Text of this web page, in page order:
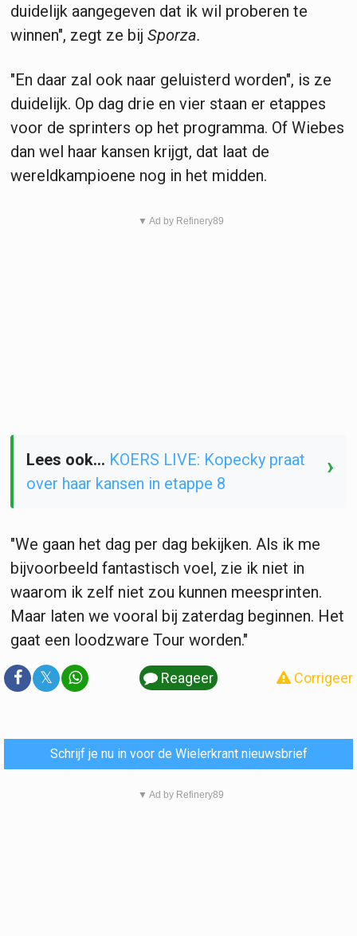
duidelijk aangegeven dat ik wil proberen te
winnen", zegt ze bij Sporza.
"En daar zal ook naar geluisterd worden", is ze
duidelijk. Op dag drie en vier staan er etappes
voor de sprinters op het programma. Of Wiebes
dan wel haar kansen krijgt, dat laat de
wereldkampioene nog in het midden.
▼ Ad by Refinery89
Lees ook... KOERS LIVE: Kopecky praat
over haar kansen in etappe 8
›
"We gaan het dag per dag bekijken. Als ik me
bijvoorbeeld fantastisch voel, zie ik niet in
waarom ik zelf niet zou kunnen meesprinten.
Maar laten we vooral bij zaterdag beginnen. Het
gaat een loodzware Tour worden."
𝕏 Reageer Corrigeer
Schrijf je nu in voor de Wielerkrant nieuwsbrief
▼ Ad by Refinery89